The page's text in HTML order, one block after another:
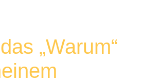
„Warum“